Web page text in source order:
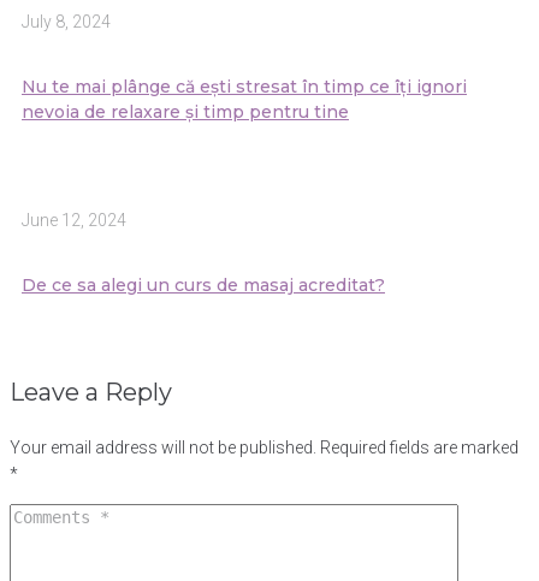
July 8, 2024
Nu te mai plânge că ești stresat în timp ce îți ignori
nevoia de relaxare și timp pentru tine
June 12, 2024
De ce sa alegi un curs de masaj acreditat?
Leave a Reply
Your email address will not be published. Required fields are marked
*